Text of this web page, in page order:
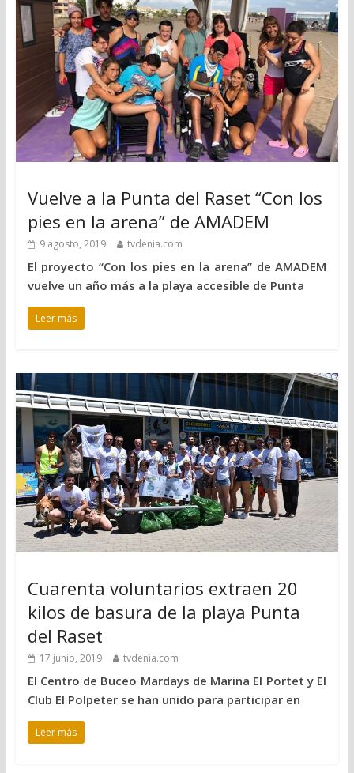
Vuelve a la Punta del Raset “Con los
pies en la arena” de AMADEM
9 agosto, 2019 tvdenia.com
El proyecto “Con los pies en la arena” de AMADEM
vuelve un año más a la playa accesible de Punta
Leer más
Cuarenta voluntarios extraen 20
kilos de basura de la playa Punta
del Raset
17 junio, 2019 tvdenia.com
El Centro de Buceo Mardays de Marina El Portet y El
Club El Polpeter se han unido para participar en
Leer más